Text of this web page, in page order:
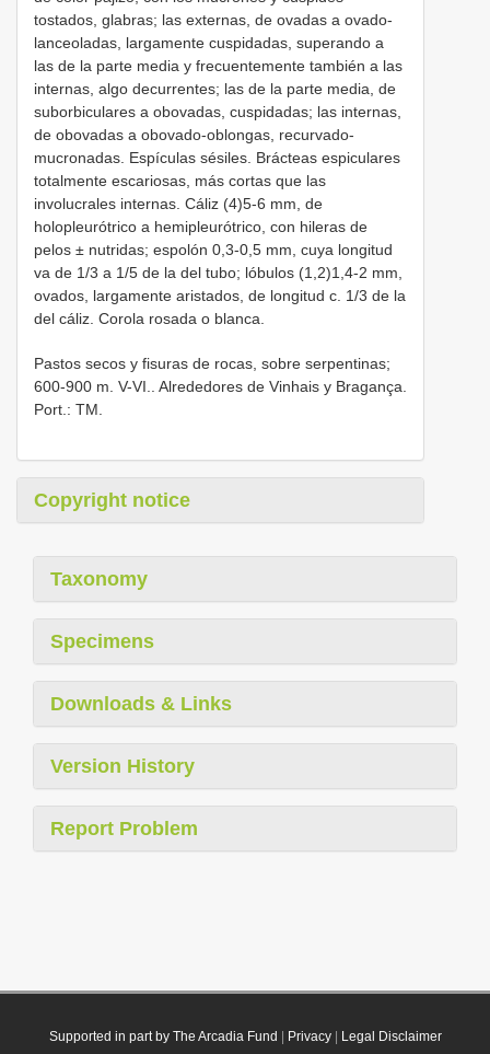
tostados, glabras; las externas, de ovadas a ovado-
lanceoladas, largamente cuspidadas, superando a
las de la parte media y frecuentemente también a las
internas, algo decurrentes; las de la parte media, de
suborbiculares a obovadas, cuspidadas; las internas,
de obovadas a obovado-oblongas, recurvado-
mucronadas. Espículas sésiles. Brácteas espiculares
totalmente escariosas, más cortas que las
involucrales internas. Cáliz (4)5-6 mm, de
holopleurótrico a hemipleurótrico, con hileras de
pelos ± nutridas; espolón 0,3-0,5 mm, cuya longitud
va de 1/3 a 1/5 de la del tubo; lóbulos (1,2)1,4-2 mm,
ovados, largamente aristados, de longitud c. 1/3 de la
del cáliz. Corola rosada o blanca.
Pastos secos y fisuras de rocas, sobre serpentinas;
600-900 m. V-VI.. Alrededores de Vinhais y Bragança.
Port.: TM.
Copyright notice
Taxonomy
Specimens
Downloads & Links
Version History
Report Problem
Supported in part by The Arcadia Fund Privacy| Legal Disclaimer